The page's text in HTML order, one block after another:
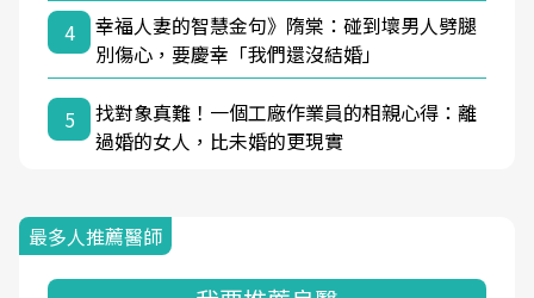
4
幸福人妻的智慧金句》隋棠：碰到壞男人劈腿
別傷心，要慶幸「我們還沒結婚」
5
找對象真難！一個工廠作業員的相親心得：離
過婚的女人，比未婚的更現實
最多人推薦醫師